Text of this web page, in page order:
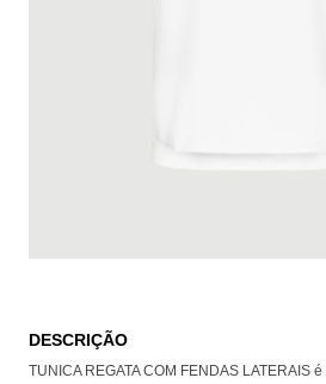
DESCRIÇÃO
TUNICA REGATA COM FENDAS